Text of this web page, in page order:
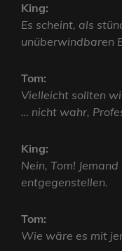
King:
Es scheint, als
unüberwindbaren
Tom:
Vielleicht sollten
… nicht wahr,
King:
Nein, Tom!
entgegenstellen.
Tom:
Wie wäre es mit